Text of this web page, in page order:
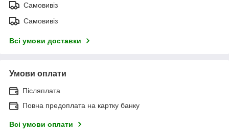
Самовивіз
Самовивіз
Всі умови доставки
Умови оплати
Післяплата
Повна предоплата на картку банку
Всі умови оплати